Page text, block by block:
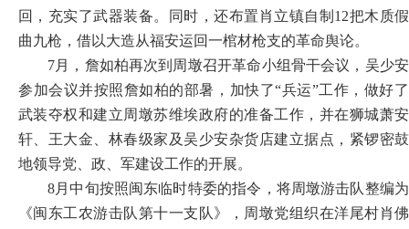
回，充实了武器装备。同时，还布置肖立镇自制 12把木质假
曲九枪，借以大造从福安运回一棺材枪支的革命舆论。
7月，詹如柏再次到周墩召开革命小组骨干会议，吴少安
参加会议并按照詹如柏的部暑，加快了“兵运”工作，做好了
武装夺权和建立周墩苏维埃政府的准备工作，并在狮城萧安
轩、王大金、林春级家及吴少安杂货店建立据点，紧锣密鼓
地领导党、政、军建设工作的开展。
8月中旬按照闽东临时特委的指令，将周墩游击队整编为
《闽东工农游击队第十一支队》，周墩党组织在洋尾村肖佛